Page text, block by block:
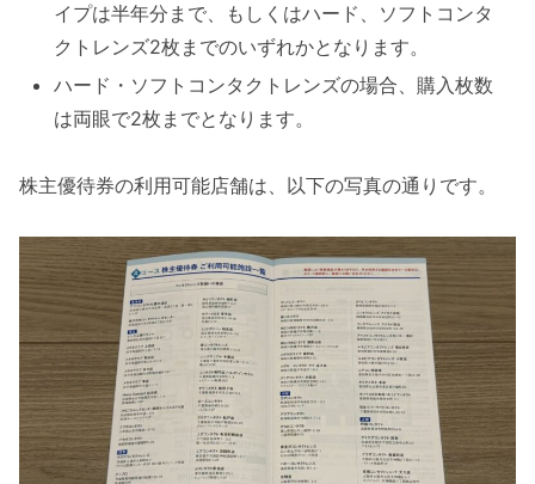
イプは半年分まで、もしくはハード、ソフトコンタ
クトレンズ2枚までのいずれかとなります。
ハード・ソフトコンタクトレンズの場合、購入枚数
は両眼で2枚までとなります。
株主優待券の利用可能店舗は、以下の写真の通りです。